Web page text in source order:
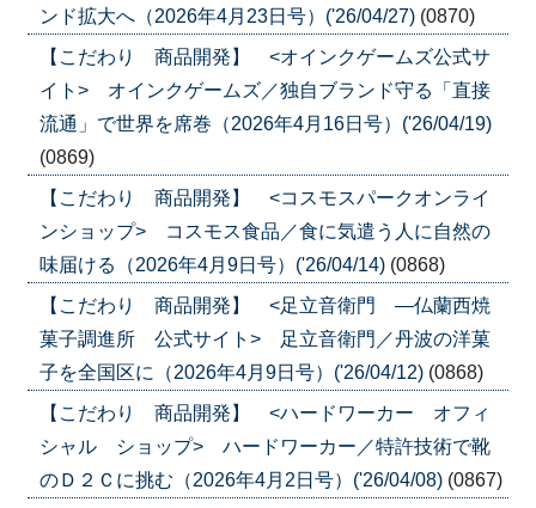
ンド拡大へ（2026年4月23日号）('26/04/27) (0870)
【こだわり 商品開発】 <オインクゲームズ公式サ
イト> オインクゲームズ／独自ブランド守る「直接
流通」で世界を席巻（2026年4月16日号）('26/04/19)
(0869)
【こだわり 商品開発】 <コスモスパークオンライ
ンショップ> コスモス食品／食に気遣う人に自然の
味届ける（2026年4月9日号）('26/04/14) (0868)
【こだわり 商品開発】 <足立音衛門 ―仏蘭西焼
菓子調進所 公式サイト> 足立音衛門／丹波の洋菓
子を全国区に（2026年4月9日号）('26/04/12) (0868)
【こだわり 商品開発】 <ハードワーカー オフィ
シャル ショップ> ハードワーカー／特許技術で靴
のＤ２Ｃに挑む（2026年4月2日号）('26/04/08) (0867)